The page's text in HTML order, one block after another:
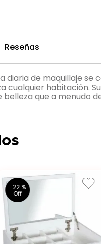
Reseñas
diaria de maquillaje
cualquier habitación.
que a
-22 %